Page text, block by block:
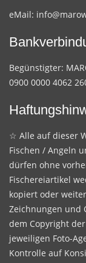
eMail:
Begünstigter:
0900 0000 4062
☆ Alle auf dieser
Fischen / Angeln
dürfen ohne
Fischereiartikel
kopiert oder
Zeichnungen und
dem Copyright
jeweiligen Foto-
Kontrolle auf